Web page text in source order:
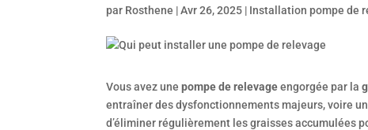
par Rosthene |Avr 26, 2025 | Installation pompe de
Vous avez une pompe de relevageengorgée par la
entraîner des dysfonctionnements majeurs, voire
d’éliminer régulièrement les graisses accumulées